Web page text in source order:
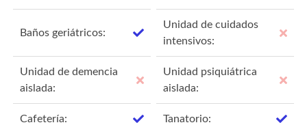
Baños geriátricos:
Unidad de cuidados
intensivos:
Unidad de demencia
aislada:
Unidad psiquiátrica
aislada:
Cafetería: Tanatorio: